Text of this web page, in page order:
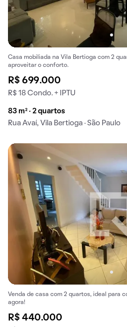
Casa mobiliada na Vila Bertioga com 2
aproveitar o conforto.
R$ 699.000
R$ 18 Condo. + IPTU
83 m² · 2 quartos
Rua Avaí, Vila Bertioga · São Paulo
Venda de casa com 2 quartos, ideal para
agora!
R$ 440.000